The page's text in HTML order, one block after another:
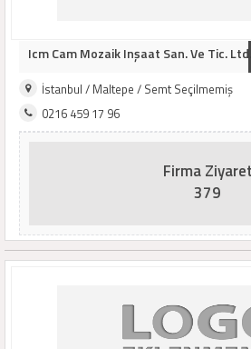
Icm Cam Mozaik Inşaat San. Ve Tic.
İstanbul / Maltepe / Semt Seçilmemiş
0216 459 17 96
Firma Ziyaret
379